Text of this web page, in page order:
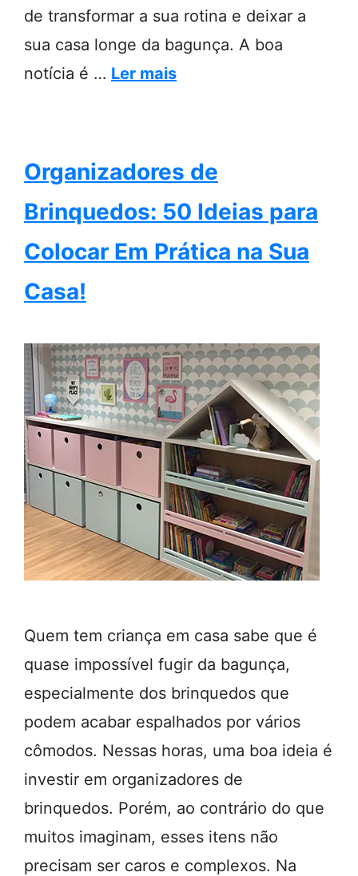
de transformar a sua rotina e deixar a
sua casa longe da bagunça. A boa
notícia é … Ler mais
Organizadores de
Brinquedos: 50 Ideias para
Colocar Em Prática na Sua
Casa!
Quem tem criança em casa sabe que é
quase impossível fugir da bagunça,
especialmente dos brinquedos que
podem acabar espalhados por vários
cômodos. Nessas horas, uma boa ideia é
investir em organizadores de
brinquedos. Porém, ao contrário do que
muitos imaginam, esses itens não
precisam ser caros e complexos. Na